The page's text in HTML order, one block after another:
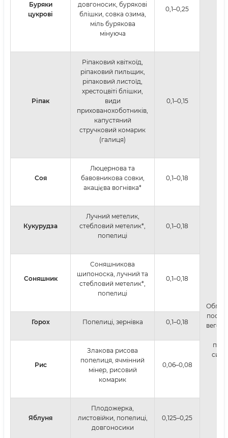
Буряки
цукрові
довгоносик, бурякові
блішки, совка озима,
міль бурякова
мінуюча
0,1–0,25
Ріпак
Ріпаковий квіткоїд,
ріпаковий пильщик,
ріпаковий листоїд,
хрестоцвіті блішки,
види
прихованохоботників,
капустяний
стручковий комарик
(галиця)
0,1–0,15
Соя
Люцернова та
бавовникова совки,
акацієва вогнівка*
0,1–0,18
Кукурудза
Лучний метелик,
стебловий метелик*,
попелиці
0,1–0,18
Соняшник
Соняшникова
шипоноска, лучний та
стебловий метелик*,
попелиці
0,1–0,18
Горох Попелиці, зернівка 0,1–0,18
Рис
Злакова рисова
попелиця, ячмінний
мінер, рисовий
комарик
0,06–0,08
Яблуня
Плодожерка,
листовійки, попелиці,
довгоносики
0,125–0,25